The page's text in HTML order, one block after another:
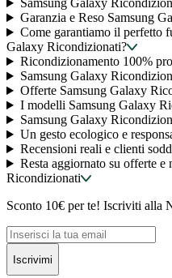
Samsung Galaxy
Garanzia e Reso Samsung
Come garantiamo il perfetto
Galaxy Ricondizionati?
Ricondizionamento 100%
Samsung Galaxy
Offerte Samsung Galaxy
I modelli Samsung Galaxy
Samsung Galaxy
Un gesto ecologico e
Recensioni reali e clienti
Resta aggiornato su offerte
Ricondizionati
Sconto 10€ per te! Iscriviti alla
Iscrivimi